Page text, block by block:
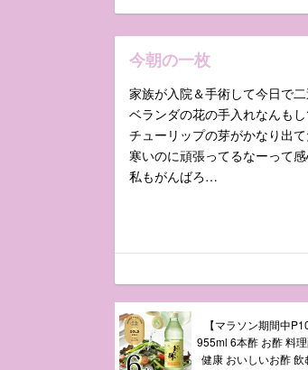
今朝の一枚
家族が入院＆手術して今日で
ベランダの花の手入れなんも
チューリップの芽がかなり出て
寒いのに頑張ってるなーって
私もがんばろ…
【マラソン期間中
955ml 6本酢 お酢 料
健康 おいしいお酢